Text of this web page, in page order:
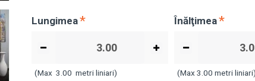
Lungimea
(Max3.00 metri liniari)
Înălţimea
(Max 3.00 metri liniari)